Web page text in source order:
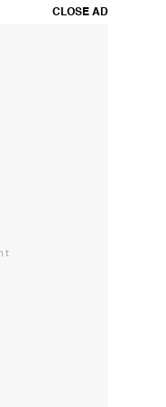
CLOSE AD